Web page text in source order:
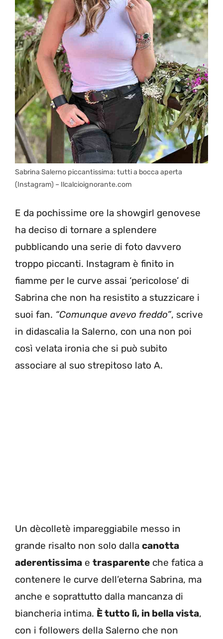
Sabrina Salerno piccantissima: tutti a bocca aperta
(Instagram) – Ilcalcioignorante.com
E da pochissime ore la showgirl genovese
ha deciso di tornare a splendere
pubblicando una serie di foto davvero
troppo piccanti. Instagram è finito in
fiamme per le curve assai ‘pericolose’ di
Sabrina che non ha resistito a stuzzicare i
suoi fan. “Comunque avevo freddo”, scrive
in didascalia la Salerno, con una non poi
così velata ironia che si può subito
associare al suo strepitoso lato A.
Un dècolletè impareggiabile messo in
grande risalto non solo dalla canotta
aderentissima e trasparente che fatica a
contenere le curve dell’eterna Sabrina, ma
anche e soprattutto dalla mancanza di
biancheria intima. È tutto lì, in bella vista,
con i followers della Salerno che non